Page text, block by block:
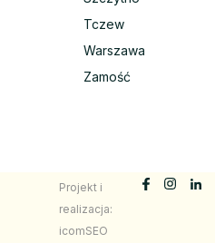
Tczew
Warszawa
Zamość
Projekt i
realizacja:
icomSEO